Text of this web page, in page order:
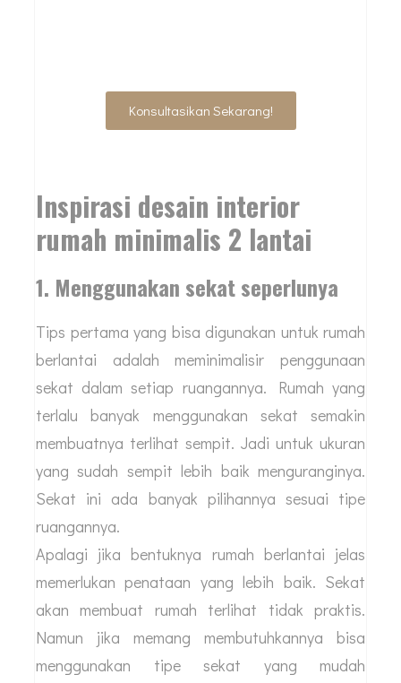
Konsultasikan Sekarang!
Inspirasi desain interior
rumah minimalis 2 lantai
1. Menggunakan sekat seperlunya
Tips pertama yang bisa digunakan untuk rumah
berlantai adalah meminimalisir penggunaan
sekat dalam setiap ruangannya. Rumah yang
terlalu banyak menggunakan sekat semakin
membuatnya terlihat sempit. Jadi untuk ukuran
yang sudah sempit lebih baik menguranginya.
Sekat ini ada banyak pilihannya sesuai tipe
ruangannya.
Apalagi jika bentuknya rumah berlantai jelas
memerlukan penataan yang lebih baik. Sekat
akan membuat rumah terlihat tidak praktis.
Namun jika memang membutuhkannya bisa
menggunakan tipe sekat yang mudah